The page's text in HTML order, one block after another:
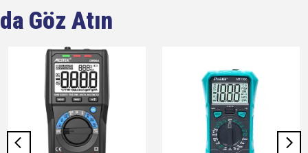
da Göz Atın